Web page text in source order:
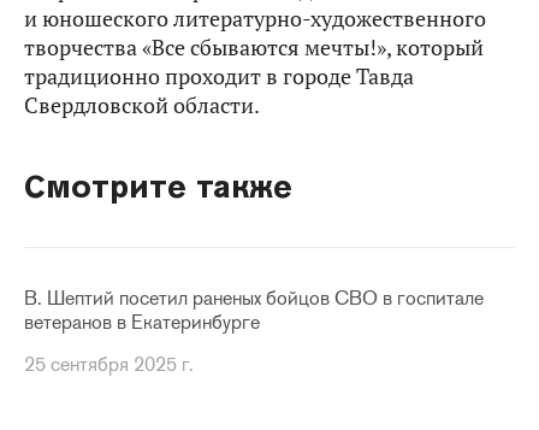
и юношеского литературно-художественного
творчества «Все сбываются мечты!», который
традиционно проходит в городе Тавда
Свердловской области.
Смотрите также
В. Шептий посетил раненых бойцов СВО в госпитале
ветеранов в Екатеринбурге
25 сентября 2025 г.